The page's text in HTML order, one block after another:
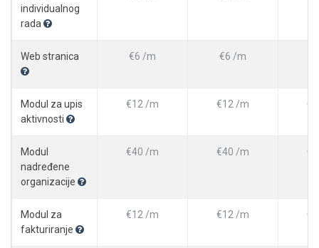
individualnog
rada
Web stranica €6 /m €6 /m
Modul za upis
aktivnosti
€12 /m €12 /m
Modul
nadređene
organizacije
€40 /m €40 /m
Modul za
fakturiranje
€12 /m €12 /m